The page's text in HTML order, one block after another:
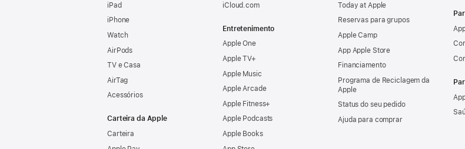
iPad
iPhone
Watch
AirPods
TV e Casa
AirTag
Acessórios
Carteira da Apple
Carteira
iCloud.com
Entretenimento
Apple One
Apple TV+
Apple Music
Apple Arcade
Apple Fitness+
Apple Podcasts
Apple Books
Today at Apple
Reservas para grupos
Apple Camp
App Apple Store
Financiamento
Programa de Reciclagem da
Apple
Status do seu pedido
Ajuda para comprar